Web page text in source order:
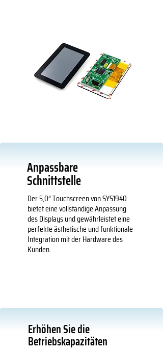
Anpassbare
Schnittstelle
Der 5,0” Touchscreen von SYS1940
bietet eine vollständige Anpassung
des Displays und gewährleistet eine
perfekte ästhetische und funktionale
Integration mit der Hardware des
Kunden.
Erhöhen Sie die
Betriebskapazitäten